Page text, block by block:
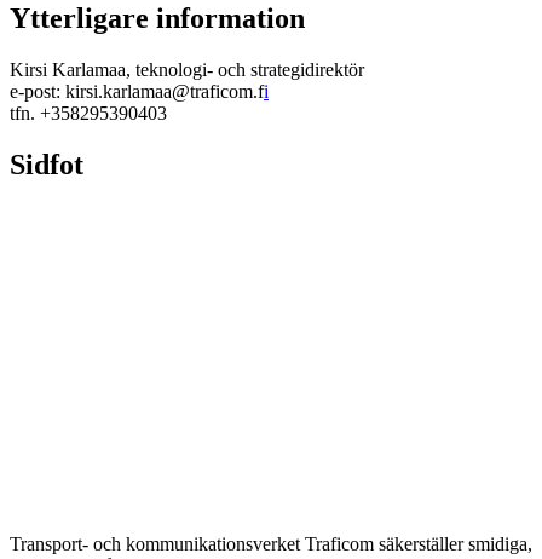
Ytterligare information
Kirsi Karlamaa, teknologi- och strategidirektör
e-post: kirsi.karlamaa@traficom.fi
tfn. +358295390403
Sidfot
Transport- och kommunikationsverket Traficom säkerställer smidiga,